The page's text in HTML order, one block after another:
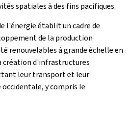
spatiales à des fins pacifiques.
l'énergie établit un cadre de
de la production
renouvelables à grande échelle en
création d'infrastructures
leur transport et leur
y compris le